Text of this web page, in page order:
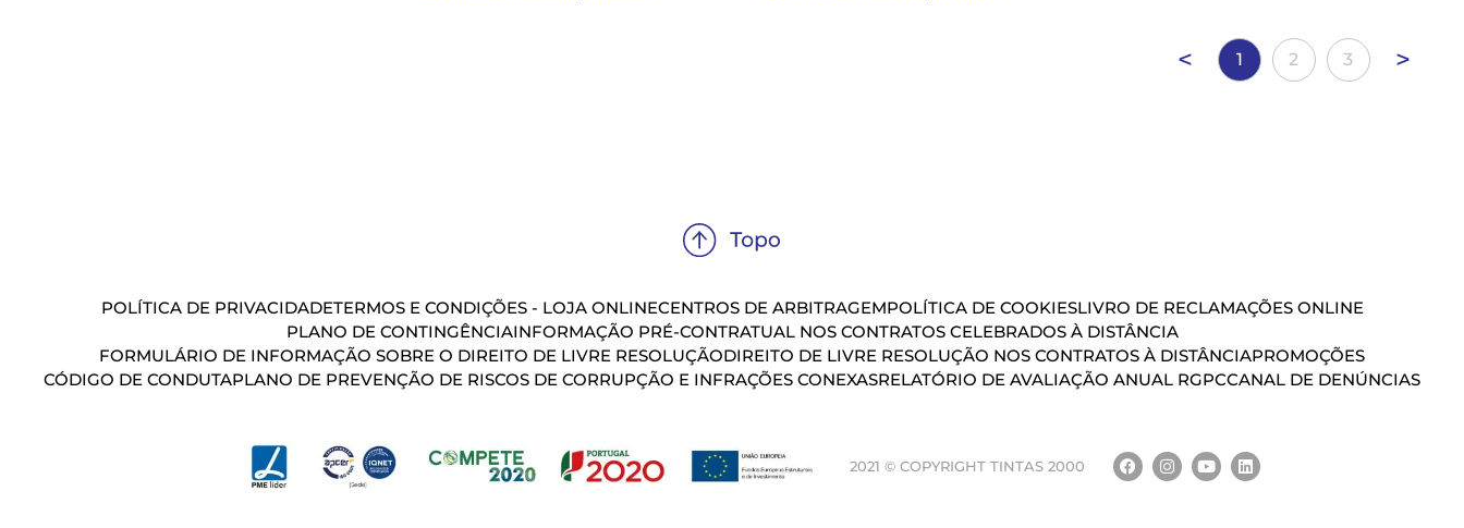
< 1 2 3 >
POLÍTICA DE PRIVACIDADETERMOS E CONDIÇÕES - LOJA ONLINECENTROS DE ARBITRAGEMPOLÍTICA DE COOKIESLIVRO DE RECLAMAÇÕES ONLINE
PLANO DE CONTINGÊNCIAINFORMAÇÃO PRÉ-CONTRATUAL NOS CONTRATOS CELEBRADOS À DISTÂNCIA
FORMULÁRIO DE INFORMAÇÃO SOBRE O DIREITO DE LIVRE RESOLUÇÃODIREITO DE LIVRE RESOLUÇÃO NOS CONTRATOS À DISTÂNCIAPROMOÇÕES
CÓDIGO DE CONDUTAPLANO DE PREVENÇÃO DE RISCOS DE CORRUPÇÃO E INFRAÇÕES CONEXASRELATÓRIO DE AVALIAÇÃO ANUAL RGPCCANAL DE DENÚNCIAS
2021 © COPYRIGHT TINTAS 2000